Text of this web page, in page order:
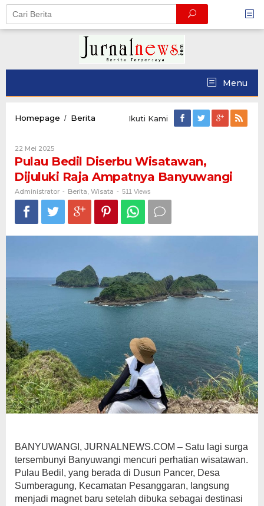
Skip
content
Menu
Homepage / Berita
Dijuluki
Ampatnya
Banyuwangi
Ikuti Kami
22 Mei 2025Oleh
Administrator
Pulau Bedil Diserbu Wisatawan,
Dijuluki Raja Ampatnya Banyuwangi
Administrator - Berita, Wisata - 511 Views
BANYUWANGI, JURNALNEWS.COM – Satu lagi surga
tersembunyi Banyuwangi mencuri perhatian wisatawan.
Pulau Bedil, yang berada di Dusun Pancer, Desa
Sumberagung, Kecamatan Pesanggaran, langsung
menjadi magnet baru setelah dibuka sebagai destinasi